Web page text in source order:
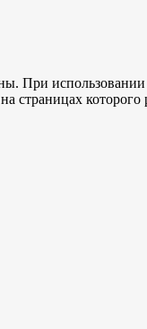
При использовании
страницах